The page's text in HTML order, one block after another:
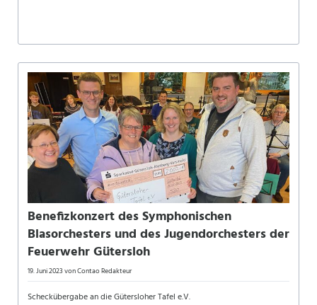
Benefizkonzert des Symphonischen
Blasorchesters und des Jugendorchesters der
Feuerwehr Gütersloh
19. Juni 2023von Contao Redakteur
Scheckübergabe an die Gütersloher Tafel e.V.